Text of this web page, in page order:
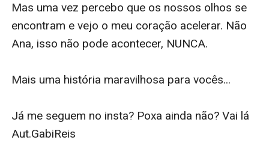
Mas uma vez percebo que os nossos olhos se
encontram e vejo o meu coração acelerar. Não
Ana, isso não pode acontecer, NUNCA.
Mais uma história maravilhosa para vocês...
Já me seguem no insta? Poxa ainda não? Vai lá
Aut.GabiReis